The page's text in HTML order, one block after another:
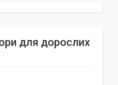
для дорослих